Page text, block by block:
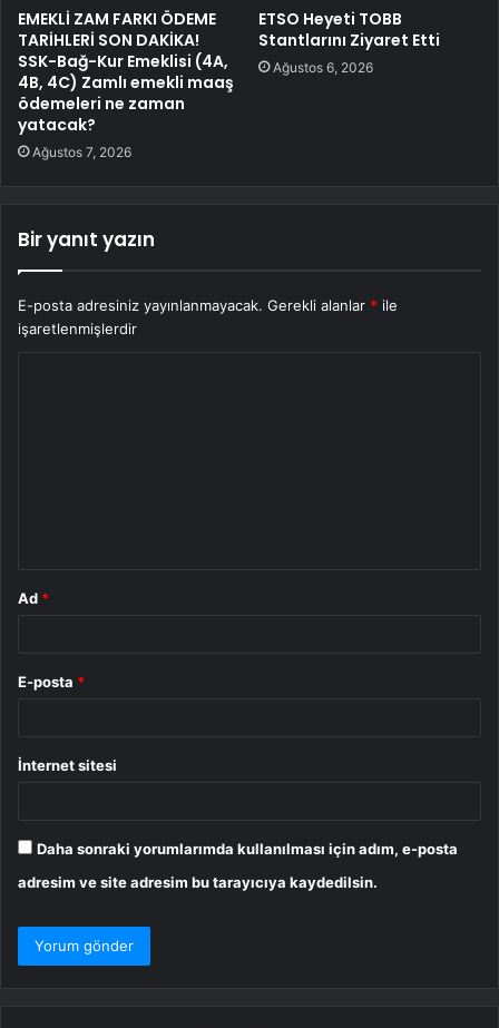
EMEKLİ ZAM FARKI ÖDEME
TARİHLERİ SON DAKİKA!
SSK-Bağ-Kur Emeklisi (4A,
4B, 4C) Zamlı emekli maaş
ödemeleri ne zaman
yatacak?
Ağustos 7, 2026
ETSO Heyeti TOBB
Stantlarını Ziyaret Etti
Ağustos 6, 2026
Bir yanıt yazın
E-posta adresiniz yayınlanmayacak. Gerekli alanlar * ile
işaretlenmişlerdir
Ad *
E-posta *
İnternet sitesi
Daha sonraki yorumlarımda kullanılması için adım, e-posta
adresim ve site adresim bu tarayıcıya kaydedilsin.